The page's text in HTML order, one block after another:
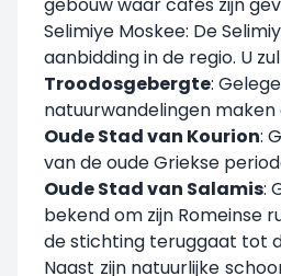
Selimiye Moskee: De
aanbidding in de regio. U
Troodosgebergte:
natuurwandelingen maken
Oude Stad van Kourion:
van de oude Griekse
Oude Stad van Salamis:
bekend om zijn Romeinse
de stichting teruggaat tot
Naast zijn natuurlijke